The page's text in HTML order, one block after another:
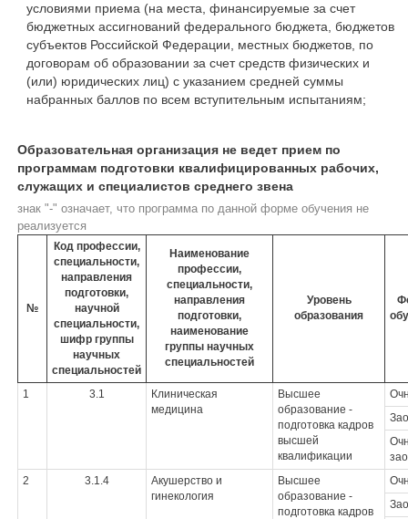
условиями приема (на места, финансируемые за счет
бюджетных ассигнований федерального бюджета, бюджетов
субъектов Российской Федерации, местных бюджетов, по
договорам об образовании за счет средств физических и
(или) юридических лиц) с указанием средней суммы
набранных баллов по всем вступительным испытаниям;
Образовательная организация не ведет прием по
программам подготовки квалифицированных рабочих,
служащих и специалистов среднего звена
знак "-" означает, что программа по данной форме обучения не
реализуется
№
Код профессии,
специальности,
направления
подготовки,
научной
специальности,
шифр группы
научных
специальностей
Наименование
профессии,
специальности,
направления
подготовки,
наименование
группы научных
специальностей
Уровень
образования
1 3.1
Клиническая
медицина
Высшее
образование -
подготовка кадров
высшей
квалификации
2
3.1.4
Акушерство и
гинекология
Высшее
образование -
подготовка кадров